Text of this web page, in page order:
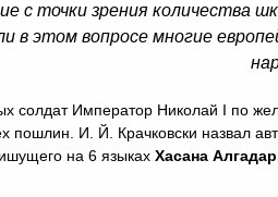
с точки зрения количества
в этом вопросе многие
солдат Император Николай I по
пошлин. И. Й. Крачковски назвал
на 6 языках Хасана